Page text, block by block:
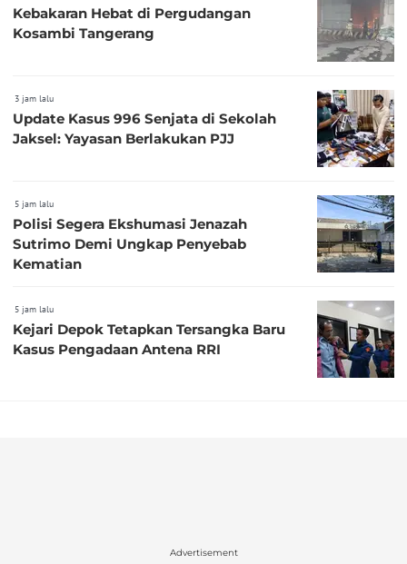
Kebakaran Hebat di Pergudangan
Kosambi Tangerang
3 jam lalu
Update Kasus 996 Senjata di Sekolah
Jaksel: Yayasan Berlakukan PJJ
5 jam lalu
Polisi Segera Ekshumasi Jenazah
Sutrimo Demi Ungkap Penyebab
Kematian
5 jam lalu
Kejari Depok Tetapkan Tersangka Baru
Kasus Pengadaan Antena RRI
Advertisement